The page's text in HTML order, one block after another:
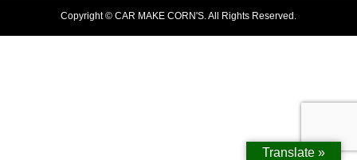
Copyright © CAR MAKE CORN'S. All Rights Reserved.
Translate »